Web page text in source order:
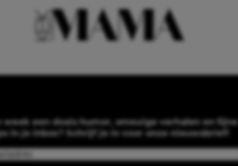
week een dosis humor, smeuïge verhalen en fijne
in je inbox? Schrijf je in voor onze nieuwsbrief!
Email(Required)